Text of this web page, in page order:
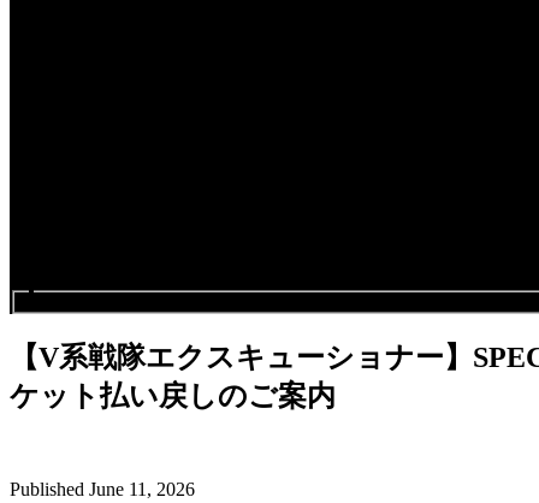
【V系戦隊エクスキューショナー】
ケット払い戻しのご案内
Published June 11, 2026